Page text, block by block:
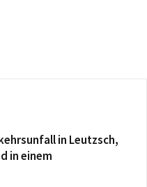
in Leutzsch,
in einem